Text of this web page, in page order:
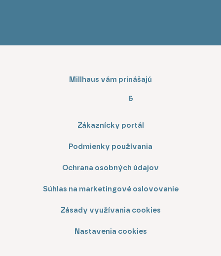
Millhaus vám prinášajú
&
Zákaznícky portál
Podmienky používania
Ochrana osobných údajov
Súhlas na marketingové oslovovanie
Zásady využívania cookies
Nastavenia cookies